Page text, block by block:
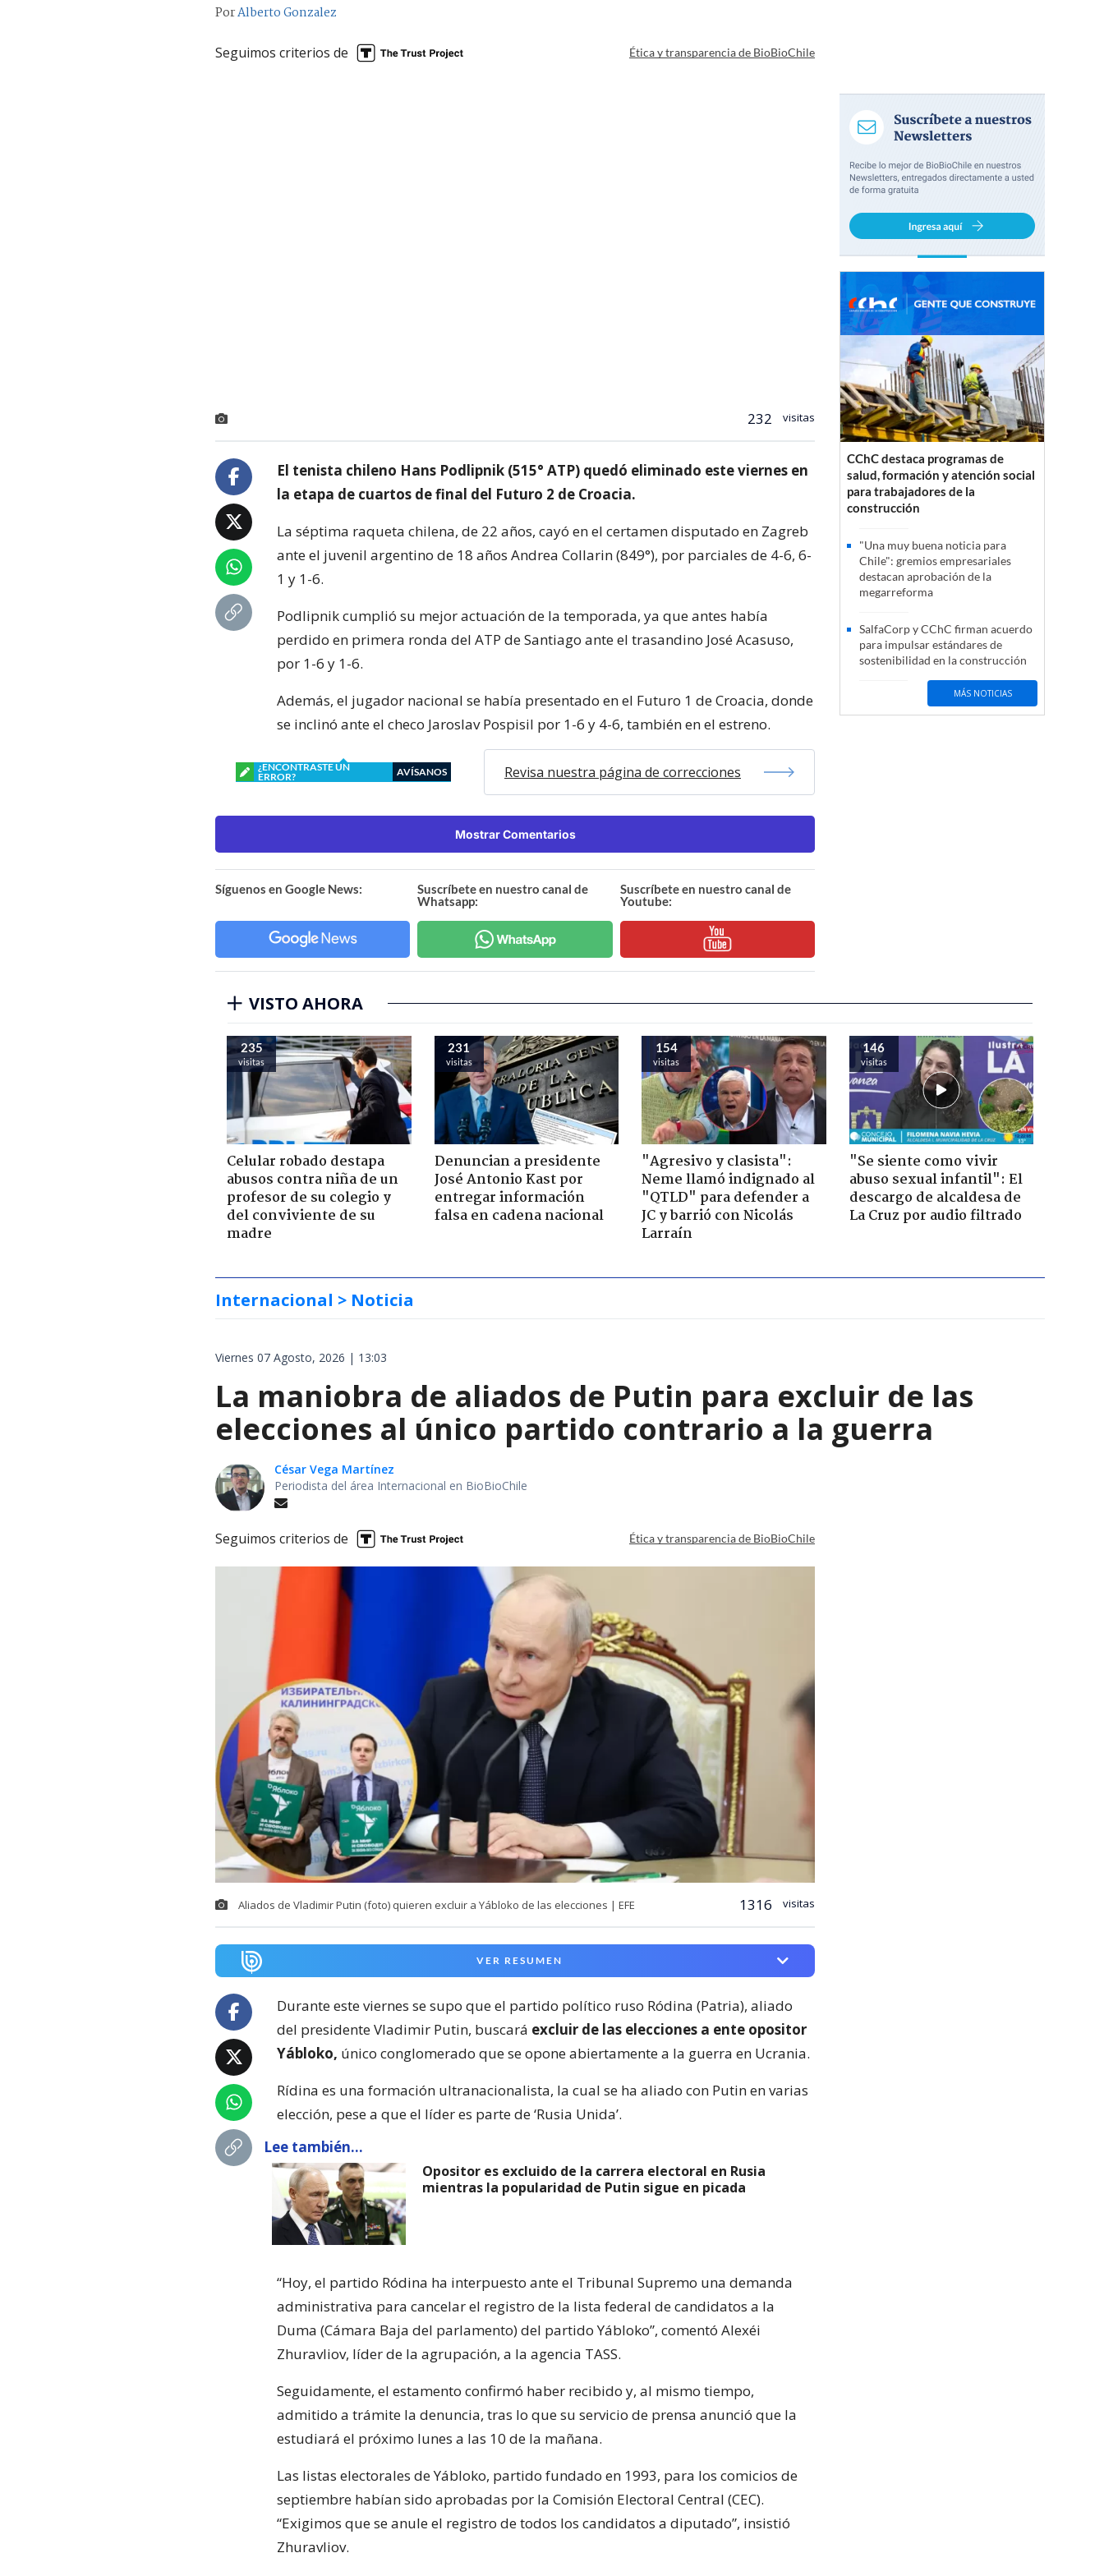
PorAlberto Gonzalez
Seguimos criterios de Ética y transparencia de BioBioChile
232 visitas
El tenista chileno Hans Podlipnik (515° ATP) quedó eliminado este viernes en
la etapa de cuartos de final del Futuro 2 de Croacia.
La séptima raqueta chilena, de 22 años, cayó en el certamen disputado en Zagreb
ante el juvenil argentino de 18 años Andrea Collarin (849°), por parciales de 4-6, 6-
1 y 1-6.
Podlipnik cumplió su mejor actuación de la temporada, ya que antes había
perdido en primera ronda del ATP de Santiago ante el trasandino José Acasuso,
por 1-6 y 1-6.
Además, el jugador nacional se había presentado en el Futuro 1 de Croacia, donde
se inclinó ante el checo Jaroslav Pospisil por 1-6 y 4-6, también en el estreno.
¿ENCONTRASTE UN
ERROR?
AVÍSANOS Revisa nuestra página de correcciones
Mostrar Comentarios
Síguenos en Google News:
Suscríbete en nuestro canal de
Whatsapp:
Suscríbete en nuestro canal de
Youtube:
CChC destaca programas de
salud, formación y atención social
para trabajadores de la
construcción
"Una muy buena noticia para
Chile": gremios empresariales
destacan aprobación de la
megarreforma
SalfaCorp y CChC firman acuerdo
para impulsar estándares de
sostenibilidad en la construcción
MÁS NOTICIAS
VISTO AHORA
235
visitas
Celular robado destapa
abusos contra niña de un
profesor de su colegio y
del conviviente de su
madre
231
visitas
Denuncian a presidente
José Antonio Kast por
entregar información
falsa en cadena nacional
154
visitas
"Agresivo y clasista":
Neme llamó indignado al
"QTLD" para defender a
JC y barrió con Nicolás
Larraín
146
visitas
"Se siente como vivir
abuso sexual infantil": El
descargo de alcaldesa de
La Cruz por audio filtrado
Internacional > Noticia
Viernes 07 Agosto, 2026 | 13:03
La maniobra de aliados de Putin para excluir de las
elecciones al único partido contrario a la guerra
César Vega Martínez
Periodista del área Internacional en BioBioChile
Seguimos criterios de Ética y transparencia de BioBioChile
Aliados de Vladimir Putin (foto) quieren excluir a Yábloko de las elecciones | EFE 1316 visitas
VER RESUMEN
Durante este viernes se supo que el partido político ruso Ródina (Patria), aliado
del presidente Vladimir Putin, buscará excluir de las elecciones a ente opositor
Yábloko, único conglomerado que se opone abiertamente a la guerra en Ucrania.
Rídina es una formación ultranacionalista, la cual se ha aliado con Putin en varias
elección, pese a que el líder es parte de ‘Rusia Unida’.
Lee también...
Opositor es excluido de la carrera electoral en Rusia
mientras la popularidad de Putin sigue en picada
“Hoy, el partido Ródina ha interpuesto ante el Tribunal Supremo una demanda
administrativa para cancelar el registro de la lista federal de candidatos a la
Duma (Cámara Baja del parlamento) del partido Yábloko”, comentó Alexéi
Zhuravliov, líder de la agrupación, a la agencia TASS.
Seguidamente, el estamento confirmó haber recibido y, al mismo tiempo,
admitido a trámite la denuncia, tras lo que su servicio de prensa anunció que la
estudiará el próximo lunes a las 10 de la mañana.
Las listas electorales de Yábloko, partido fundado en 1993, para los comicios de
septiembre habían sido aprobadas por la Comisión Electoral Central (CEC).
“Exigimos que se anule el registro de todos los candidatos a diputado”, insistió
Zhuravliov.